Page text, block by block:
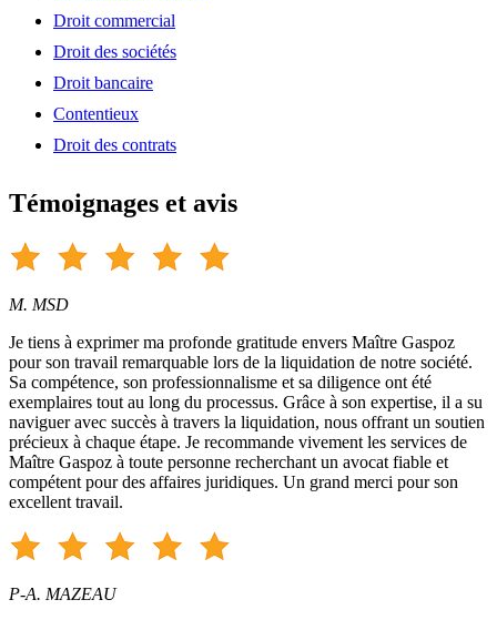
Droit commercial
Droit des sociétés
Droit bancaire
Contentieux
Droit des contrats
Témoignages et avis
M. MSD
Je tiens à exprimer ma profonde gratitude envers Maître Gaspoz
pour son travail remarquable lors de la liquidation de notre société.
Sa compétence, son professionnalisme et sa diligence ont été
exemplaires tout au long du processus. Grâce à son expertise, il a su
naviguer avec succès à travers la liquidation, nous offrant un soutien
précieux à chaque étape. Je recommande vivement les services de
Maître Gaspoz à toute personne recherchant un avocat fiable et
compétent pour des affaires juridiques. Un grand merci pour son
excellent travail.
P-A. MAZEAU